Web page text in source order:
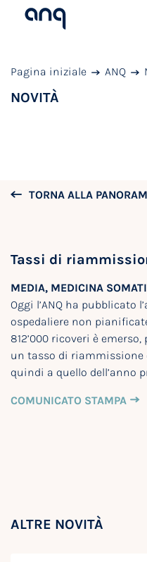
Pagina iniziale ANQ
NOVITÀ
TORNA ALLA
Tassi di
MEDIA, MEDICINA
Oggi l’ANQ ha pubblicato
ospedaliere non
812’000 ricoveri è
un tasso di riammissione
quindi a quello dell’anno
COMUNICATO STAMPA
ALTRE NOVITÀ